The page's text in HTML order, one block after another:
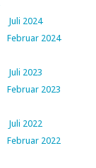
Juli 2024
Februar 2024
Juli 2023
Februar 2023
Juli 2022
Februar 2022